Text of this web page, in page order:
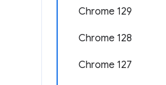
Chrome 129
Chrome 128
Chrome 127